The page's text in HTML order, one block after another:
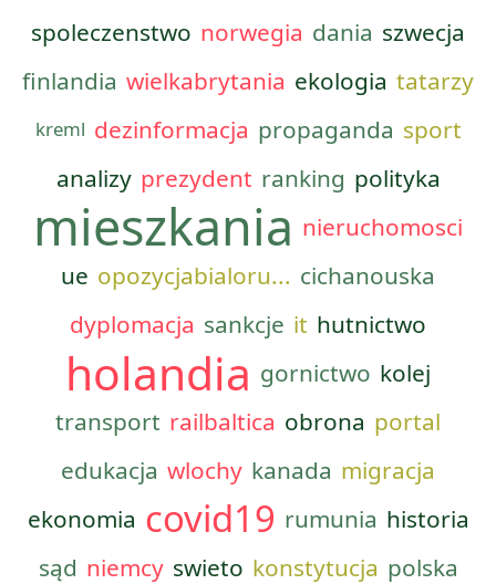
spoleczenstwo norwegia dania szwecja
finlandia wielkabrytania ekologia tatarzy
kreml dezinformacja propaganda sport
analizy prezydent ranking polityka
mieszkania nieruchomosci
ue opozycjabialoru... cichanouska
dyplomacja sankcje it hutnictwo
holandia gornictwo kolej
transport railbaltica obrona portal
edukacja wlochy kanada migracja
ekonomia covid19 rumunia historia
sąd niemcy swieto konstytucja polska